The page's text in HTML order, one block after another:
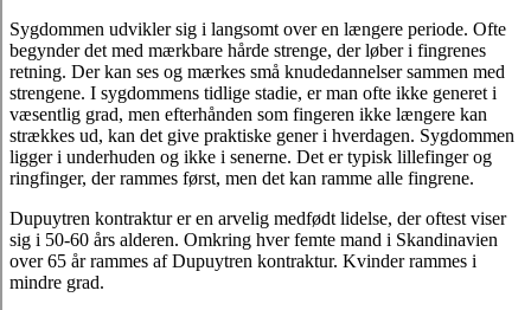
Sygdommen udvikler sig i langsomt over en længere periode. Ofte
begynder det med mærkbare hårde strenge, der løber i fingrenes
retning. Der kan ses og mærkes små knudedannelser sammen med
strengene. I sygdommens tidlige stadie, er man ofte ikke generet i
væsentlig grad, men efterhånden som fingeren ikke længere kan
strækkes ud, kan det give praktiske gener i hverdagen. Sygdommen
ligger i underhuden og ikke i senerne. Det er typisk lillefinger og
ringfinger, der rammes først, men det kan ramme alle fingrene.
Dupuytren kontraktur er en arvelig medfødt lidelse, der oftest viser
sig i 50-60 års alderen. Omkring hver femte mand i Skandinavien
over 65 år rammes af Dupuytren kontraktur. Kvinder rammes i
mindre grad.